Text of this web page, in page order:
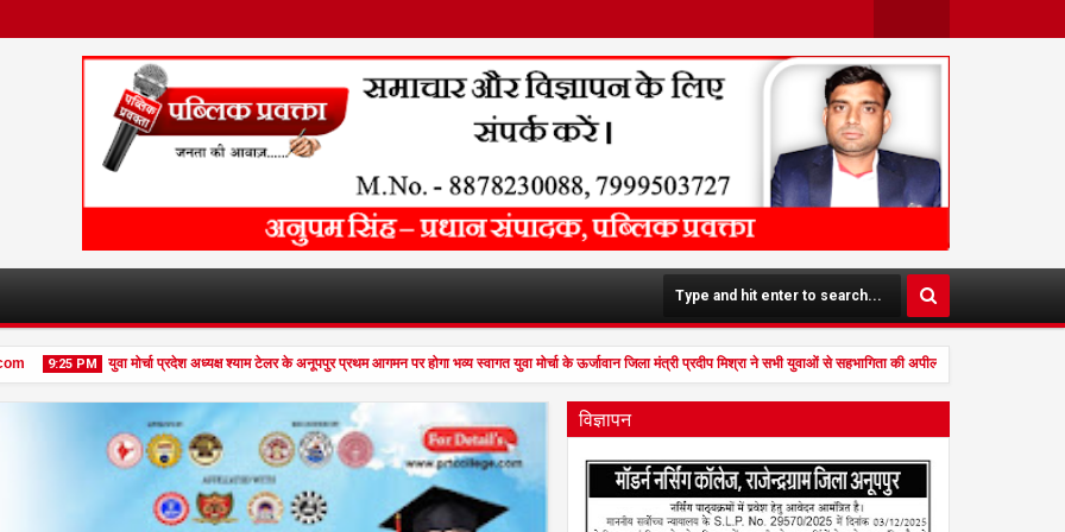
Twit
Face
Boo
K
9:25 PM युवा मोर्चा प्रदेश अध्यक्ष श्याम टेलर के अनूपपुर प्रथम आगमन पर होगा भव्य स्वागत युवा मोर्चा के ऊर्जावान जिला मंत्री प्रदीप मिश्रा ने सभी युवाओं से सहभागिता की अपील publicpravakta.com
विज्ञापन